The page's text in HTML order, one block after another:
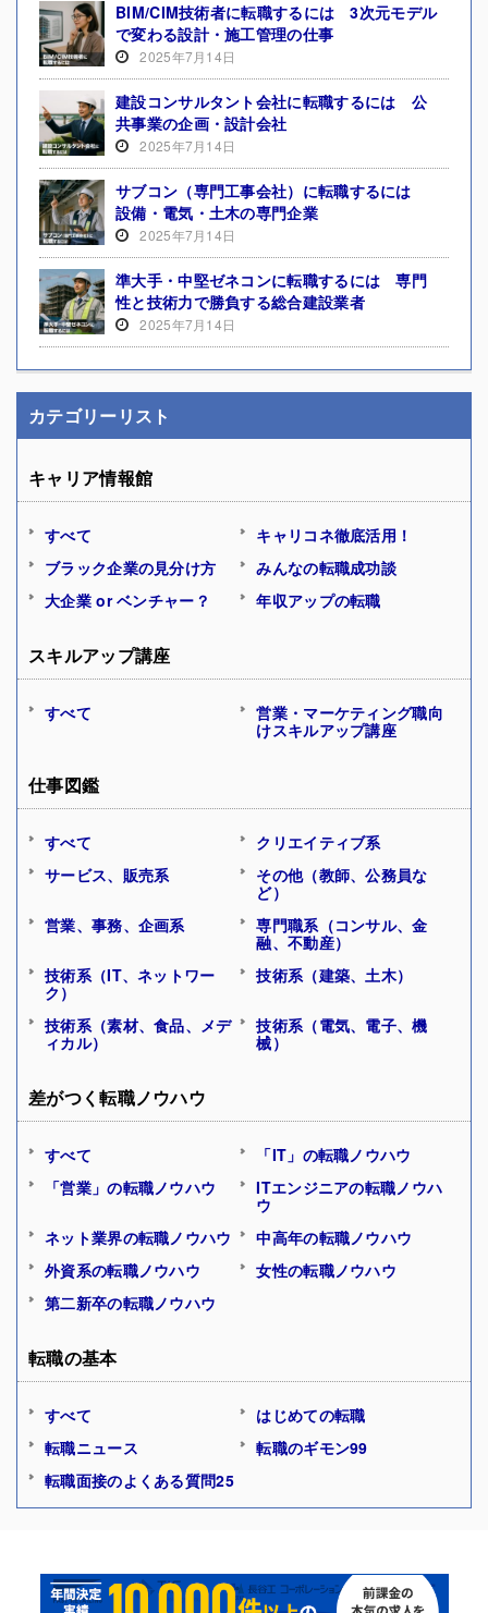
BIM/CIM技術者に転職するには 3次元モデル
で変わる設計・施工管理の仕事
2025年7月14日
建設コンサルタント会社に転職するには 公
共事業の企画・設計会社
2025年7月14日
サブコン（専門工事会社）に転職するには
設備・電気・土木の専門企業
2025年7月14日
準大手・中堅ゼネコンに転職するには 専門
性と技術力で勝負する総合建設業者
2025年7月14日
カテゴリーリスト
キャリア情報館
すべて
キャリコネ徹底活用！
ブラック企業の見分け方
みんなの転職成功談
大企業 or ベンチャー？
年収アップの転職
スキルアップ講座
すべて
営業・マーケティング職向
けスキルアップ講座
仕事図鑑
すべて
クリエイティブ系
サービス、販売系
その他（教師、公務員な
ど）
営業、事務、企画系
専門職系（コンサル、金
融、不動産）
技術系（IT、ネットワー
ク）
技術系（建築、土木）
技術系（素材、食品、メデ
ィカル）
技術系（電気、電子、機
械）
差がつく転職ノウハウ
すべて
「IT」の転職ノウハウ
「営業」の転職ノウハウ
ITエンジニアの転職ノウハ
ウ
ネット業界の転職ノウハウ
中高年の転職ノウハウ
外資系の転職ノウハウ
女性の転職ノウハウ
第二新卒の転職ノウハウ
転職の基本
すべて
はじめての転職
転職ニュース
転職のギモン99
転職面接のよくある質問25